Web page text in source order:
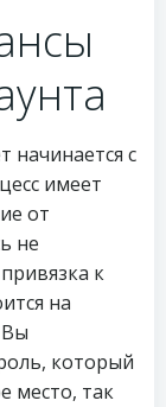
начинается с
имеет
от
не
к
на
который
место, так